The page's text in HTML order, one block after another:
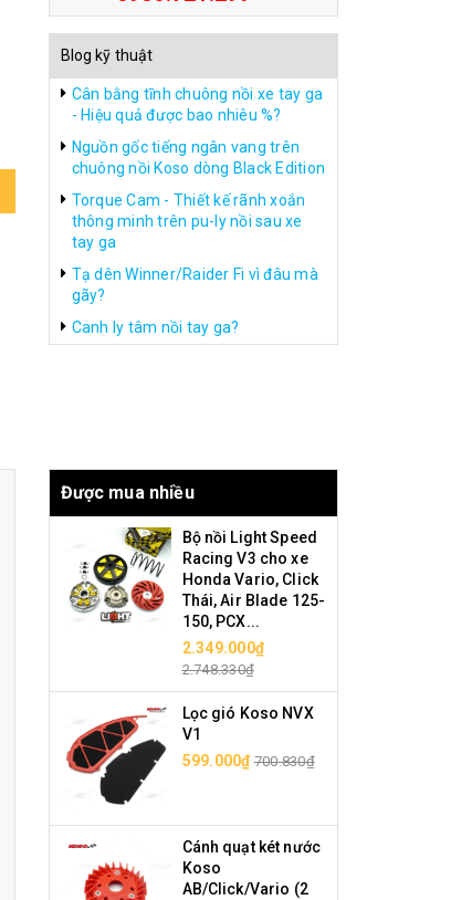
Blog kỹ thuật
Cân bằng tĩnh chuông nồi xe tay ga
- Hiệu quả được bao nhiêu %?
Nguồn gốc tiếng ngân vang trên
chuông nồi Koso dòng Black Edition
Torque Cam - Thiết kế rãnh xoắn
thông minh trên pu-ly nồi sau xe
tay ga
Tạ dên Winner/Raider Fi vì đâu mà
gãy?
Canh ly tâm nồi tay ga?
Được mua nhiều
Bộ nồi Light Speed
Racing V3 cho xe
Honda Vario, Click
Thái, Air Blade 125-
150, PCX...
2.349.000₫
2.748.330₫
Lọc gió Koso NVX
V1
599.000₫ 700.830₫
Cánh quạt két nước
Koso
AB/Click/Vario (2